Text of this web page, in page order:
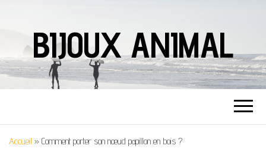
BIJOUX ANIMAL
Accueil » Comment porter son nœud papillon en bois ?